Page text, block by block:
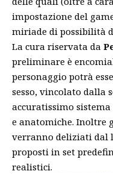
impostazione del
miriade di possibilità
La cura riservata da
preliminare è
personaggio potrà
sesso, vincolato dalla
accuratissimo
e anatomiche. Inoltre
verranno deliziati dal
proposti in set
realistici.